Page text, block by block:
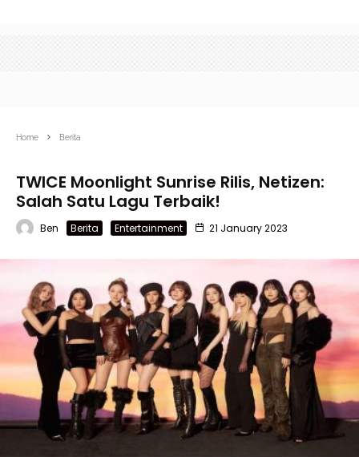
Home Berita
TWICE Moonlight Sunrise Rilis, Netizen:
Salah Satu Lagu Terbaik!
Ben Berita Entertainment 21 January 2023